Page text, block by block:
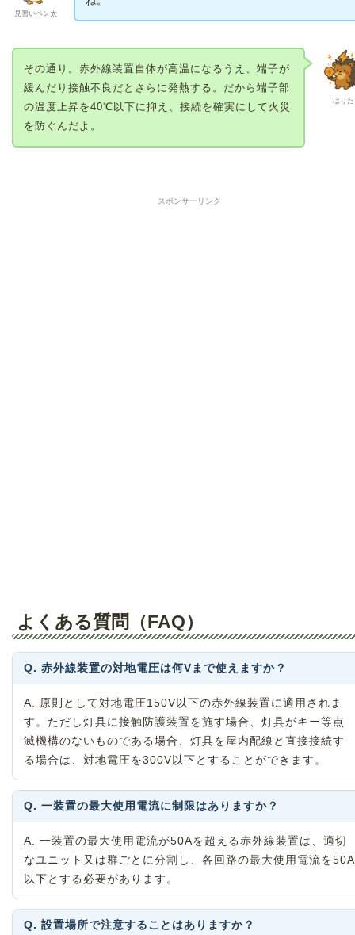
見習いペン太
はりた
その通り。赤外線装置自体が高温になるうえ、端子が
緩んだり接触不良だとさらに発熱する。だから端子部
の温度上昇を40℃以下に抑え、接続を確実にして火災
を防ぐんだよ。
スポンサーリンク
よくある質問（FAQ）
Q. 赤外線装置の対地電圧は何Vまで使えますか？
A. 原則として対地電圧150V以下の赤外線装置に適用されま
す。ただし灯具に接触防護装置を施す場合、灯具がキー等点
滅機構のないものである場合、灯具を屋内配線と直接接続す
る場合は、対地電圧を300V以下とすることができます。
Q. 一装置の最大使用電流に制限はありますか？
A. 一装置の最大使用電流が50Aを超える赤外線装置は、適切
なユニット又は群ごとに分割し、各回路の最大使用電流を50A
以下とする必要があります。
Q. 設置場所で注意することはありますか？